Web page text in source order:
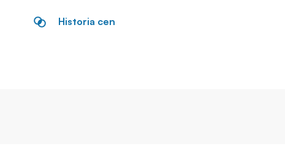
Historia cen